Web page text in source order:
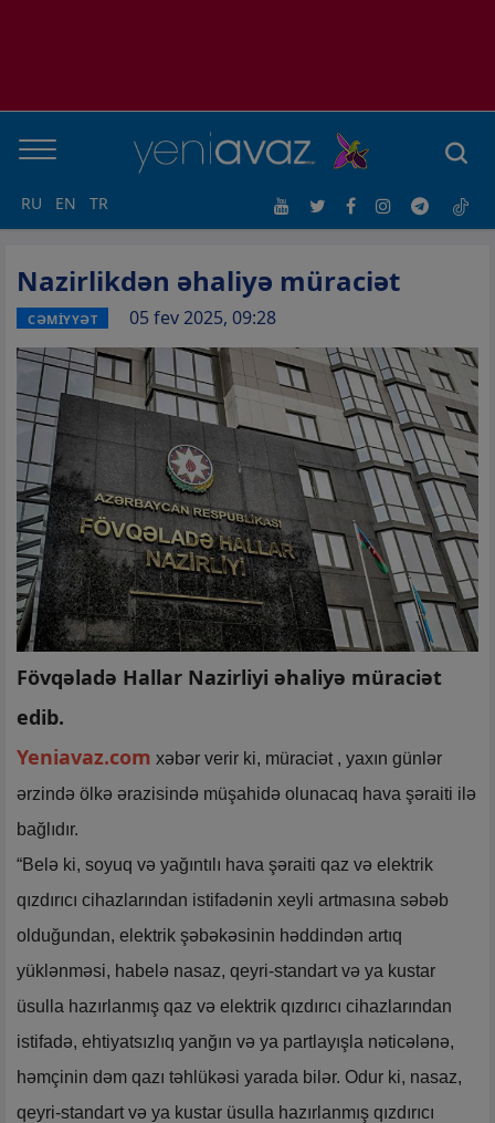
RU EN TR
Nazirlikdən əhaliyə müraciət
CƏMİYYƏT 05 fev 2025, 09:28
Fövqəladə Hallar Nazirliyi əhaliyə müraciət
edib.
Yeniavaz.com xəbər verir ki, müraciət , yaxın günlər
ərzində ölkə ərazisində müşahidə olunacaq hava şəraiti ilə
bağlıdır.
“Belə ki, soyuq və yağıntılı hava şəraiti qaz və elektrik
qızdırıcı cihazlarından istifadənin xeyli artmasına səbəb
olduğundan, elektrik şəbəkəsinin həddindən artıq
yüklənməsi, habelə nasaz, qeyri-standart və ya kustar
üsulla hazırlanmış qaz və elektrik qızdırıcı cihazlarından
istifadə, ehtiyatsızlıq yanğın və ya partlayışla nəticələnə,
həmçinin dəm qazı təhlükəsi yarada bilər. Odur ki, nasaz,
qeyri-standart və ya kustar üsulla hazırlanmış qızdırıcı